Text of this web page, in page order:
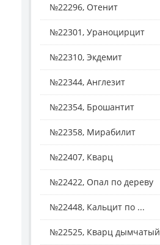
№22296, Отенит
№22301, Ураноцирцит
№22310, Экдемит
№22344, Англезит
№22354, Брошантит
№22358, Мирабилит
№22407, Кварц
№22422, Опал по дереву
№22448, Кальцит по ...
№22525, Кварц дымчатый